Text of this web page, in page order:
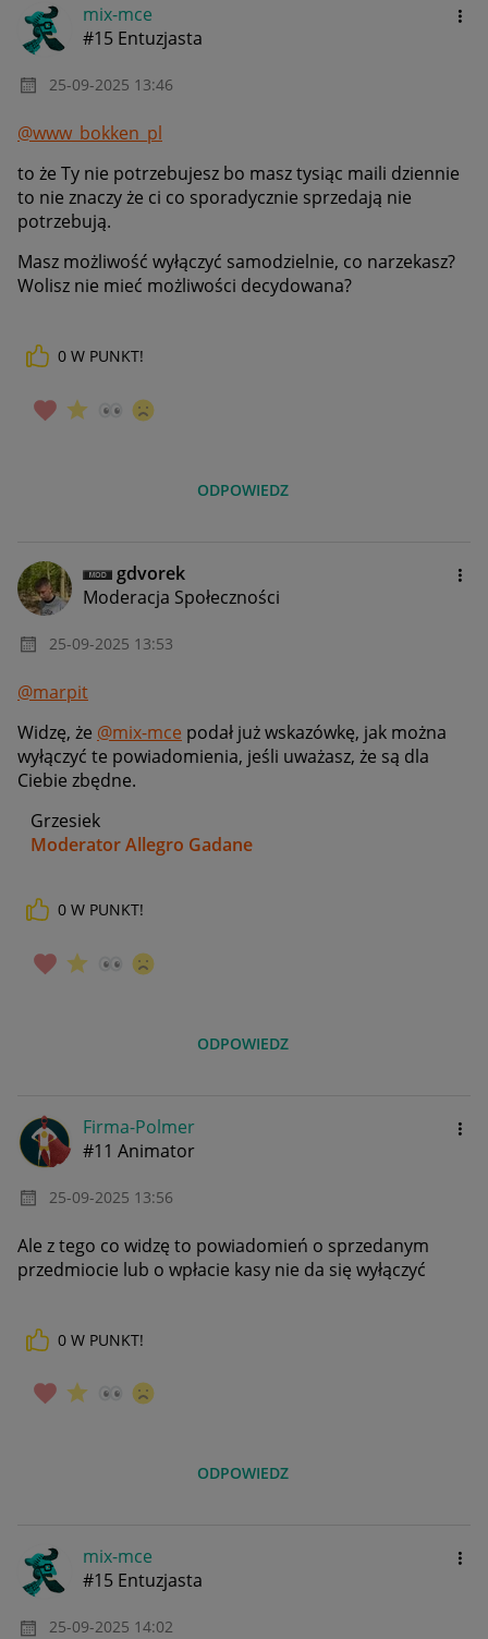
mix-mce
#15 Entuzjasta
‎25-09-2025 13:46
@www_bokken_pl
to że Ty nie potrzebujesz bo masz tysiąc maili dziennie
to nie znaczy że ci co sporadycznie sprzedają nie
potrzebują.
Masz możliwość wyłączyć samodzielnie, co narzekasz?
Wolisz nie mieć możliwości decydowana?
0 W PUNKT!
ODPOWIEDZ
gdvorek
Moderacja Społeczności
‎25-09-2025 13:53
@marpit
Widzę, że @mix-mce podał już wskazówkę, jak można
wyłączyć te powiadomienia, jeśli uważasz, że są dla
Ciebie zbędne.
Grzesiek
Moderator Allegro Gadane
0 W PUNKT!
ODPOWIEDZ
Firma-Polmer
#11 Animator
‎25-09-2025 13:56
Ale z tego co widzę to powiadomień o sprzedanym
przedmiocie lub o wpłacie kasy nie da się wyłączyć
0 W PUNKT!
ODPOWIEDZ
mix-mce
#15 Entuzjasta
‎25-09-2025 14:02